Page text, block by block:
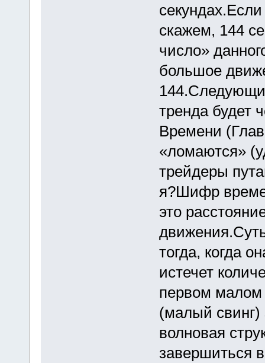
скажем, 144
число»
большое
тренда будет
Времени
«ломаются»
трейдеры
я?Шифр
это
тогда, когда
истечет
первом малом
(малый свинг)
волновая
завершиться